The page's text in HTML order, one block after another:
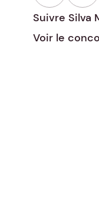
Suivre Silva
Voir le